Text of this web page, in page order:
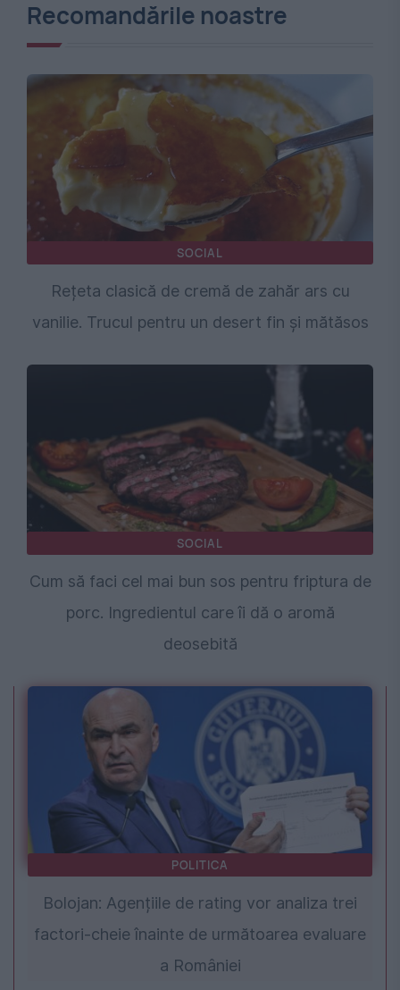
Recomandările noastre
SOCIAL
Rețeta clasică de cremă de zahăr ars cu
vanilie. Trucul pentru un desert fin și mătăsos
SOCIAL
Cum să faci cel mai bun sos pentru friptura de
porc. Ingredientul care îi dă o aromă
deosebită
POLITICA
Bolojan: Agențiile de rating vor analiza trei
factori-cheie înainte de următoarea evaluare
a României